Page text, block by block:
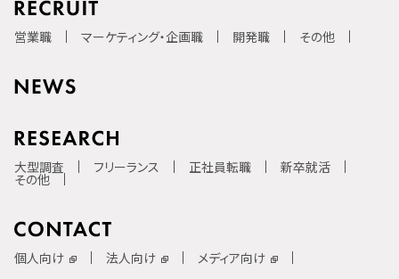
営業職 マーケティング・企画職 開発職 その他
大型調査 フリーランス 正社員転職 新卒就活
その他
個人向け 法人向け メディア向け